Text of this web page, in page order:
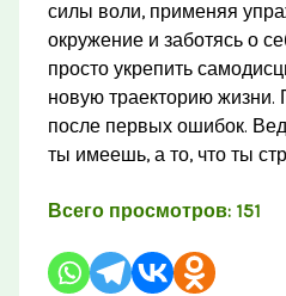
силы воли, применяя
окружение и заботясь о
просто укрепить
новую траекторию жизни.
после первых ошибок.
ты имеешь, а то, что ты
Всего просмотров: 151